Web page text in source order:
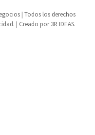
| Todos los derechos
| Creado por 3R IDEAS.